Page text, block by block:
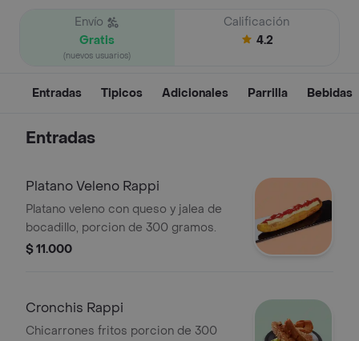
Envío
Gratis
(nuevos usuarios)
Calificación
4.2
Entradas Tipicos Adicionales Parrilla Bebidas
Entradas
Platano Veleno Rappi
Platano veleno con queso y jalea de
bocadillo, porcion de 300 gramos.
$ 11.000
Cronchis Rappi
Chicarrones fritos porcion de 300